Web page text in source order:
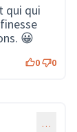
qui qui
😀
0 0
…